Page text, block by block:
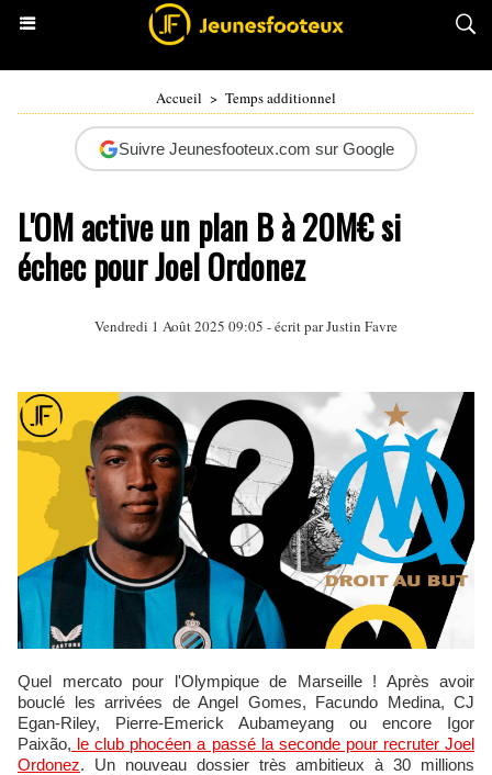
Accueil > Temps additionnel
Suivre Jeunesfooteux.com sur Google
L'OM active un plan B à 20M€ si
échec pour Joel Ordonez
Vendredi 1 Août 2025 09:05 - écrit parJustin Favre
Quel mercato pour l'Olympique de Marseille ! Après avoir
bouclé les arrivées de Angel Gomes, Facundo Medina, CJ
Egan-Riley, Pierre-Emerick Aubameyang ou encore Igor
Paixão, le club phocéen a passé la seconde pour recruter Joel
Ordonez. Un nouveau dossier très ambitieux à 30 millions